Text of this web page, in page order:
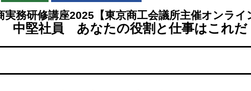
実務研修講座2025【東京商工会議所主催オンライ
中堅社員 あなたの役割と仕事はこれだ